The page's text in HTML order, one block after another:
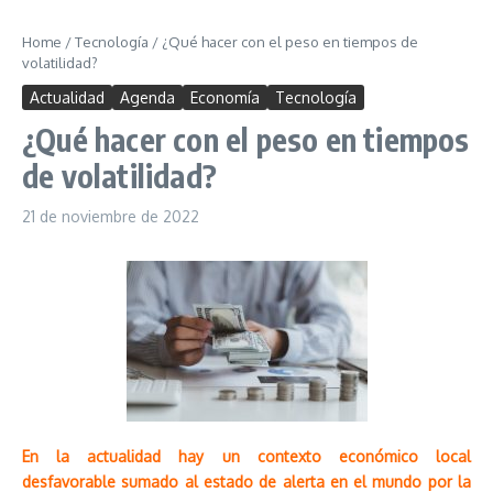
Home /Tecnología / ¿Qué hacer con el peso en tiempos de
volatilidad?
Actualidad Agenda Economía Tecnología
¿Qué hacer con el peso en tiempos
de volatilidad?
21 de noviembre de 2022
En la actualidad hay un contexto económico local
desfavorable sumado al estado de alerta en el mundo por la